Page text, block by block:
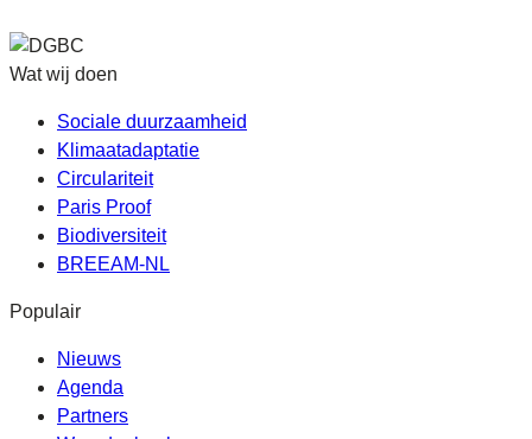
Wat wij doen
Sociale duurzaamheid
Klimaatadaptatie
Circulariteit
Paris Proof
Biodiversiteit
BREEAM-NL
Populair
Nieuws
Agenda
Partners